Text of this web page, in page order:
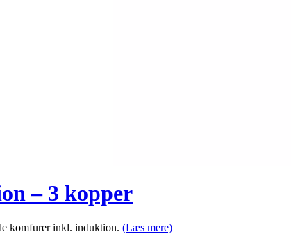
– 3 kopper
komfurer inkl. induktion. (Læs mere)